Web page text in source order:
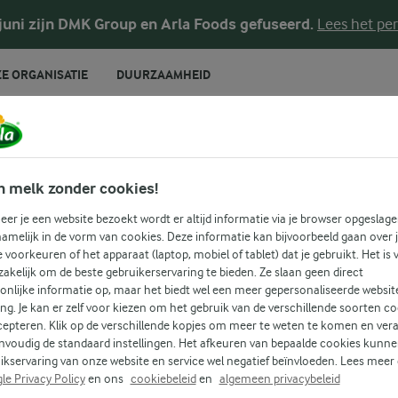
zijn DMK Group en Arla Foods gefuseerd. Lees het
ORGANISATIE DUURZAAMHEID
Mexicaans + Kip
voor alle gelegenheden! Gebruik onderstaande
om gemakkelijk recepten met jouw favoriete ingrediënten
Zoek categorie
melk zonder cookies!
je een website bezoekt wordt er altijd informatie via je browser
in de vorm van cookies. Deze informatie kan bijvoorbeeld gaan over
voorkeuren of het apparaat (laptop, mobiel of tablet) dat je gebruikt. Het is
om de beste gebruikerservaring te bieden. Ze slaan geen direct
informatie op, maar het biedt wel een meer gepersonaliseerde
Je kan er zelf voor kiezen om het gebruik van de verschillende soorten
Klik op de verschillende kopjes om meer te weten te komen en
de standaard instellingen. Het afkeuren van bepaalde cookies
van onze website en service wel negatief beïnvloeden. Lees meer
Privacy Policyen ons cookiebeleiden algemeen privacybeleid